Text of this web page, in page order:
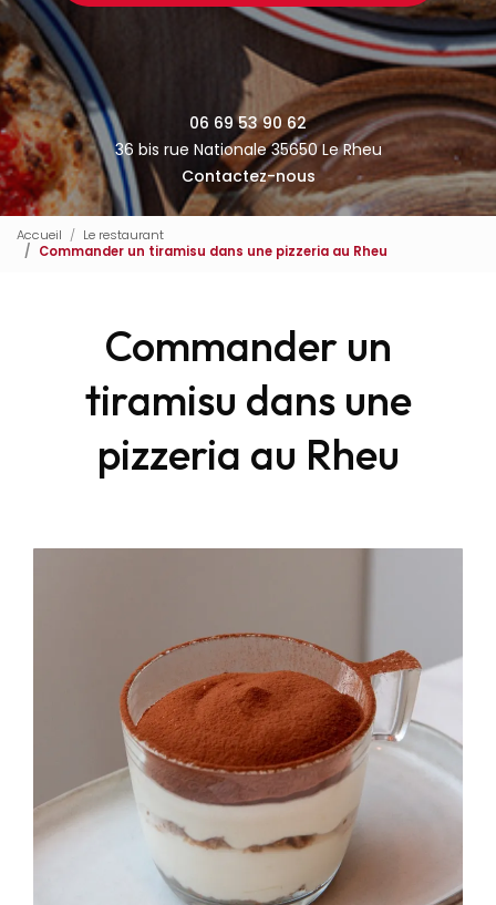
06 69 53 90 62
36 bis rue Nationale 35650 Le Rheu
Contactez-nous
Accueil
Le restaurant
Commander un tiramisu dans une pizzeria au Rheu
Commander un
tiramisu dans une
pizzeria au Rheu